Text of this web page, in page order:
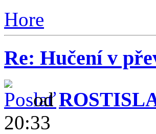
Hore
Re: Hučení v
od
20:33